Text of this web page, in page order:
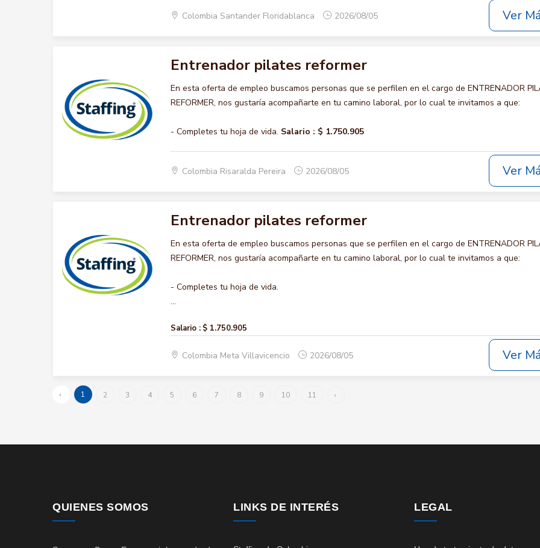
Colombia Santander Floridablanca 2026/08/05 Ver
Entrenador pilates reformer
En esta oferta de empleo buscamos personas que se perfilen en el cargo de ENTRENADOR
REFORMER, nos gustaría acompañarte en tu camino laboral, por lo cual te invitamos a que:
- Completes tu hoja de vida. Salario : $ 1.750.905
Colombia Risaralda Pereira 2026/08/05 Ver
Entrenador pilates reformer
En esta oferta de empleo buscamos personas que se perfilen en el cargo de ENTRENADOR
REFORMER, nos gustaría acompañarte en tu camino laboral, por lo cual te invitamos a que:
- Completes tu hoja de vida.
...
Salario : $ 1.750.905
Colombia Meta Villavicencio 2026/08/05 Ver
‹ 1 2 3 4 5 6 7 8 9 10 11 ›
QUIENES SOMOS LINKS DE INTERÉS LEGAL